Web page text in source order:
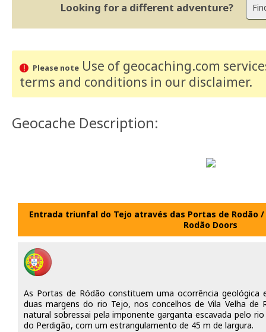
Looking for a different adventure?
Please noteUse of geocaching.com
terms and conditions in our disclaimer.
Geocache Description:
Entrada triunfal do Tejo através das Portas de Rodão
Rodão Doors
As Portas de Ródão constituem uma ocorrência geológica
duas margens do rio Tejo, nos concelhos de Vila Velha de
natural sobressai pela imponente garganta escavada pelo
do Perdigão, com um estrangulamento de 45 m de largura.